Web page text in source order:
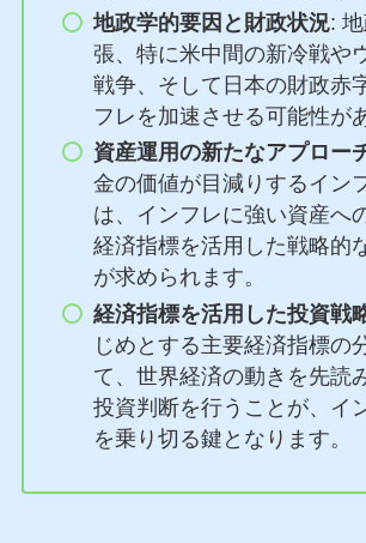
地政学的要因と財政状況:
張、特に米中間の新冷戦や
戦争、そして日本の財政赤
フレを加速させる可能性が
資産運用の新たなアプロー
金の価値が目減りするイン
は、インフレに強い資産へ
経済指標を活用した戦略的
が求められます。
経済指標を活用した投資戦
じめとする主要経済指標の
て、世界経済の動きを先読
投資判断を行うことが、イ
を乗り切る鍵となります。